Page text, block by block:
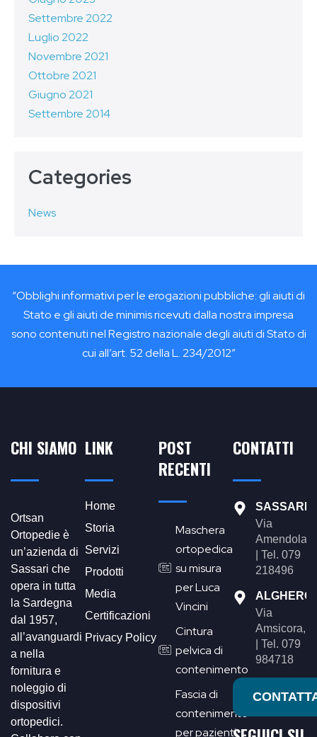
Settembre 2022
Luglio 2022
Novembre 2021
Ottobre 2021
Giugno 2021
Settembre 2014
Categories
News
“Obblighi informativi per le erogazioni pubbliche: gli aiuti di
Stato e gli aiuti de minimis ricevuti dalla nostra impresa
sono contenuti nel Registro nazionale degli aiuti di Stato di
cui all’art. 52 della L. 234/2012”
CHI SIAMO
Ortsan
Ortopedie è
un’azienda di
Sassari che
opera in tutta
la Sardegna
dal 1957,
all’avanguardi
a nella
fornitura e
noleggio di
dispositivi
ortopedici.
LINK
Home
Storia
Servizi
Prodotti
Media
Certificazioni
Privacy Policy
POST
RECENTI
Maschera
ortopedica
su misura
per Luca
Vincini
Cintura
pelvica di
contenimento
Fascia di
contenimento
per pazienti
CONTATTI
SASSARI
Via
| Tel. 079
218496
ALGHERO
Via
| Tel. 079
984718